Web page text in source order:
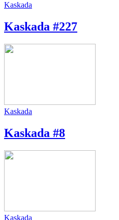
Kaskada
Kaskada #227
Kaskada
Kaskada #8
Kaskada